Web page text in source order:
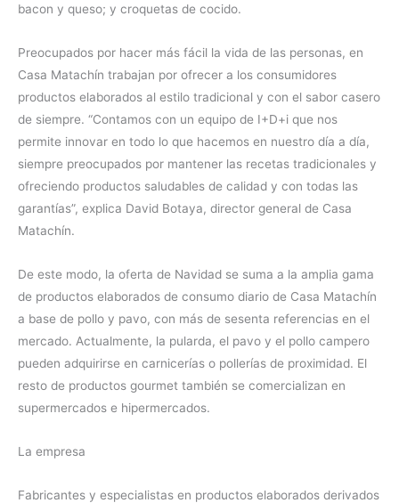
bacon y queso; y croquetas de cocido.
Preocupados por hacer más fácil la vida de las personas, en
Casa Matachín trabajan por ofrecer a los consumidores
productos elaborados al estilo tradicional y con el sabor casero
de siempre. “Contamos con un equipo de I+D+i que nos
permite innovar en todo lo que hacemos en nuestro día a día,
siempre preocupados por mantener las recetas tradicionales y
ofreciendo productos saludables de calidad y con todas las
garantías”, explica David Botaya, director general de Casa
Matachín.
De este modo, la oferta de Navidad se suma a la amplia gama
de productos elaborados de consumo diario de Casa Matachín
a base de pollo y pavo, con más de sesenta referencias en el
mercado. Actualmente, la pularda, el pavo y el pollo campero
pueden adquirirse en carnicerías o pollerías de proximidad. El
resto de productos gourmet también se comercializan en
supermercados e hipermercados.
La empresa
Fabricantes y especialistas en productos elaborados derivados